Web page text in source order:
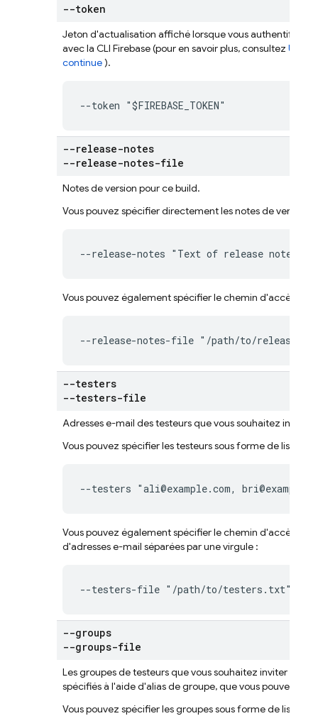
--token
Jeton d'actualisation affiché lorsque vous authentifiez
avec la CLI Firebase(pour en savoir plus, consultez
continue).
--token "$FIREBASE_TOKEN"
--release-notes
--release-notes-file
Notes de version pour ce build.
Vous pouvez spécifier directement les notes de version :
--release-notes "Text of release notes"
Vous pouvez également spécifier le chemin d'accès à
--release-notes-file "/path/to/release-
--testers
--testers-file
Adresses e-mail des testeurs que vous souhaitez inviter.
Vous pouvez spécifier les testeurs sous forme de liste
--testers "ali@example.com,
Vous pouvez également spécifier le chemin d'accès à
d'adresses e-mail séparées par une virgule :
--testers-file "/path/to/testers.txt"
--groups
--groups-file
Les groupes de testeurs que vous souhaitez inviter
spécifiés à l'aide d'alias de groupe, que vous pouvez
Vous pouvez spécifier les groupes sous forme de liste